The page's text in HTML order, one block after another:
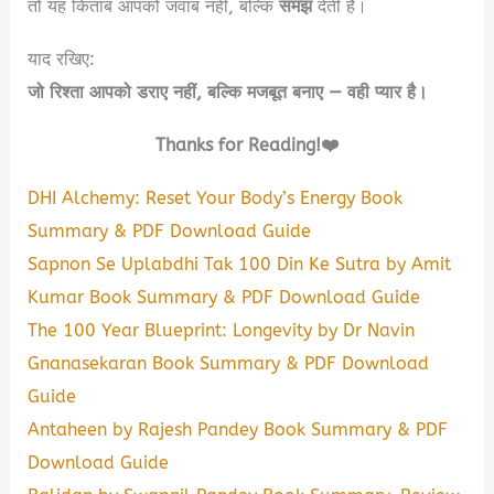
तो यह किताब आपको जवाब नहीं, बल्किसमझदेती है।
याद रखिए:
जो रिश्ता आपको डराए नहीं, बल्कि मजबूत बनाए — वही प्यार है।
Thanks for Reading!❤️
DHI Alchemy: Reset Your Body’s Energy Book
Summary & PDF Download Guide
Sapnon Se Uplabdhi Tak 100 Din Ke Sutra by Amit
Kumar Book Summary & PDF Download Guide
The 100 Year Blueprint: Longevity by Dr Navin
Gnanasekaran Book Summary & PDF Download
Guide
Antaheen by Rajesh Pandey Book Summary & PDF
Download Guide